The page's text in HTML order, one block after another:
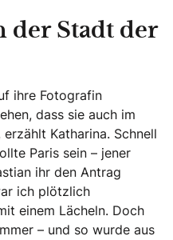
der Stadt der
ihre Fotografin
dass sie auch im
Katharina. Schnell
Paris sein – jener
ihr den Antrag
ich plötzlich
einem Lächeln. Doch
– und so wurde aus